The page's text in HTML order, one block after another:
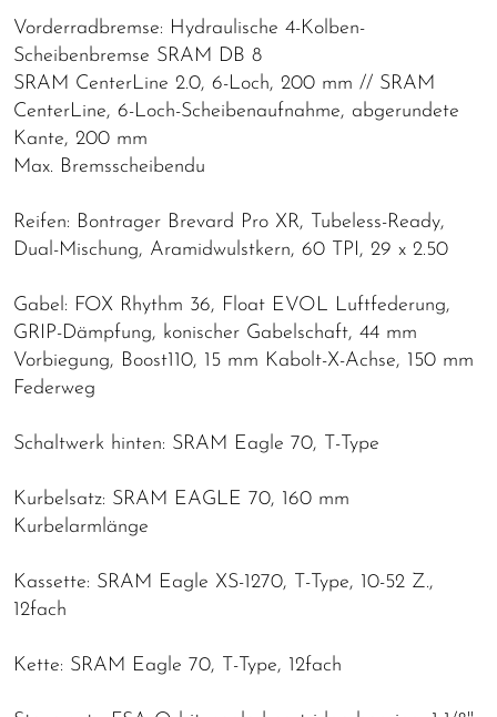
Vorderradbremse: Hydraulische 4-Kolben-
Scheibenbremse SRAM DB 8
SRAM CenterLine 2.0, 6-Loch, 200 mm // SRAM
CenterLine, 6-Loch-Scheibenaufnahme, abgerundete
Kante, 200 mm
Max. Bremsscheibendu
Reifen: Bontrager Brevard Pro XR, Tubeless-Ready,
Dual-Mischung, Aramidwulstkern, 60 TPI, 29 x 2.50
Gabel: FOX Rhythm 36, Float EVOL Luftfederung,
GRIP-Dämpfung, konischer Gabelschaft, 44 mm
Vorbiegung, Boost110, 15 mm Kabolt-X-Achse, 150 mm
Federweg
Schaltwerk hinten: SRAM Eagle 70, T-Type
Kurbelsatz: SRAM EAGLE 70, 160 mm
Kurbelarmlänge
Kassette: SRAM Eagle XS-1270, T-Type, 10-52 Z.,
12fach
Kette: SRAM Eagle 70, T-Type, 12fach